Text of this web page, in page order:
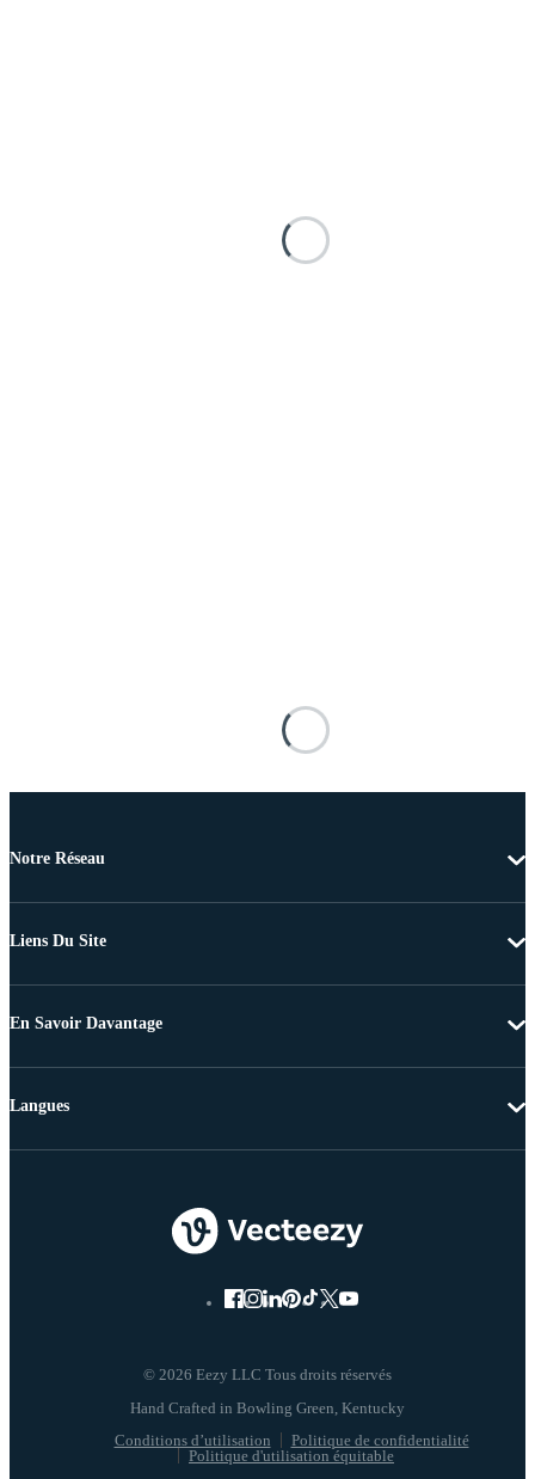
Notre Réseau
Liens Du Site
En Savoir Davantage
© 2026 Eezy LLC Tous droits réservés
Conditions d’utilisation
Politique de confidentialité
Politique d'utilisation équitable
Langues